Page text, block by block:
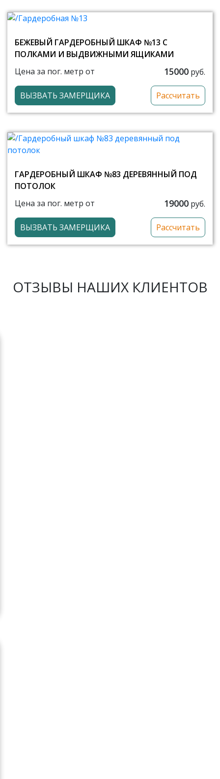
БЕЖЕВЫЙ ГАРДЕРОБНЫЙ ШКАФ №13 С
ПОЛКАМИ И ВЫДВИЖНЫМИ ЯЩИКАМИ
Цена за пог. метр от
15000 руб.
ВЫЗВАТЬ ЗАМЕРЩИКА Рассчитать
ГАРДЕРОБНЫЙ ШКАФ №83 ДЕРЕВЯННЫЙ ПОД
ПОТОЛОК
Цена за пог. метр от
19000 руб.
ВЫЗВАТЬ ЗАМЕРЩИКА Рассчитать
ОТЗЫВЫ НАШИХ КЛИЕНТОВ